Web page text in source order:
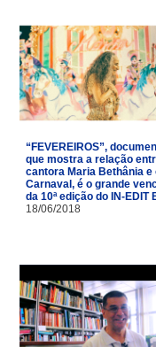
“FEVEREIROS”,
que mostra a relação
cantora Maria Bethânia e
Carnaval, é o grande
da 10ª edição do IN-EDIT
18/06/2018